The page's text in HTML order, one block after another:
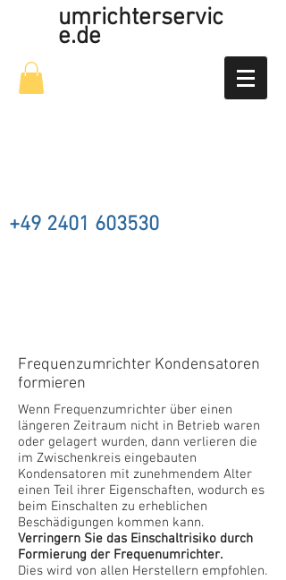
umrichterservic
e.de
+49 2401 603530
Frequenzumrichter Kondensatoren
formieren
Wenn Frequenzumrichter über einen
längeren Zeitraum nicht in Betrieb waren
oder gelagert wurden, dann verlieren die
im Zwischenkreis eingebauten
Kondensatoren mit zunehmendem Alter
einen Teil ihrer Eigenschaften, wodurch es
beim Einschalten zu erheblichen
Beschädigungen kommen kann.
​​Verringern Sie das Einschaltrisiko durch
Formierung der Frequenumrichter.
Dies wird von allen Herstellern empfohlen.